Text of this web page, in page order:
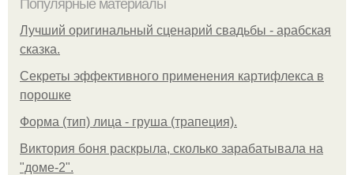
Популярные материалы
Лучший оригинальный сценарий свадьбы - арабская
сказка.
Секреты эффективного применения картифлекса в
порошке
Форма (тип) лица - груша (трапеция).
Виктория боня раскрыла, сколько зарабатывала на
"доме-2".